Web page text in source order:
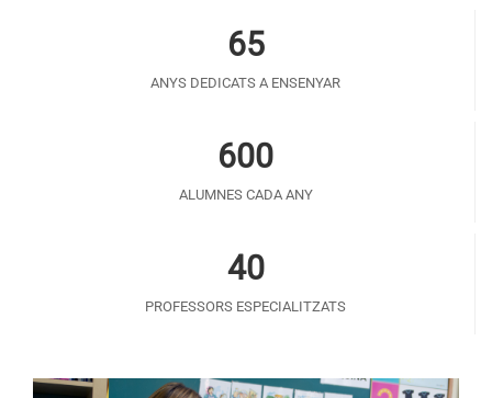
65
ANYS DEDICATS A ENSENYAR
600
ALUMNES CADA ANY
40
PROFESSORS ESPECIALITZATS